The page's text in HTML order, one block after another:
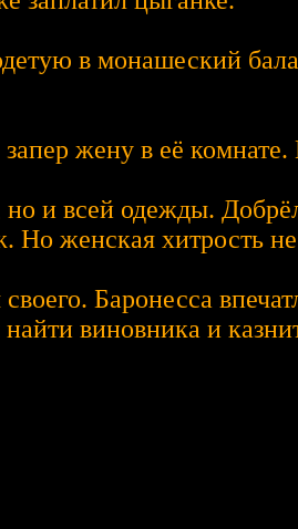
в монашеский
жену в её
и всей одежды.
женская хитрость
Баронесса
виновника и